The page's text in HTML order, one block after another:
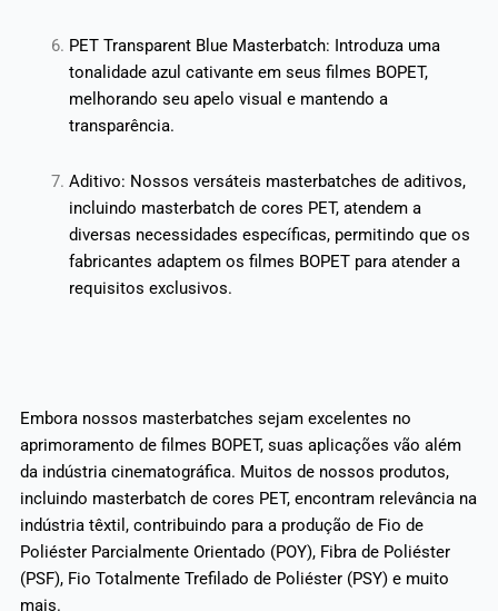
PET Transparent Blue Masterbatch: Introduza uma
tonalidade azul cativante em seus filmes BOPET,
melhorando seu apelo visual e mantendo a
transparência.
Aditivo: Nossos versáteis masterbatches de aditivos,
incluindo masterbatch de cores PET, atendem a
diversas necessidades específicas, permitindo que os
fabricantes adaptem os filmes BOPET para atender a
requisitos exclusivos.
Embora nossos masterbatches sejam excelentes no
aprimoramento de filmes BOPET, suas aplicações vão além
da indústria cinematográfica. Muitos de nossos produtos,
incluindo masterbatch de cores PET, encontram relevância na
indústria têxtil, contribuindo para a produção de Fio de
Poliéster Parcialmente Orientado (POY), Fibra de Poliéster
(PSF), Fio Totalmente Trefilado de Poliéster (PSY) e muito
mais.